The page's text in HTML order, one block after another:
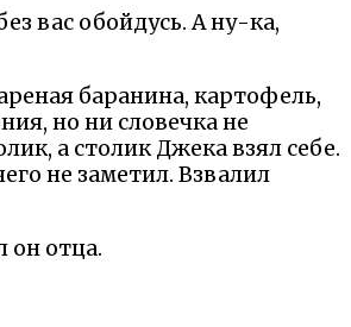
вас обойдусь. А ну-ка,
баранина, картофель,
но ни словечка не
а столик Джека взял себе.
не заметил. Взвалил
он отца.